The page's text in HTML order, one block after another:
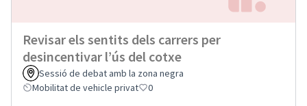
Revisar els sentits dels carrers per
desincentivar l’ús del cotxe
Sessió de debat amb la zona negra
Mobilitat de vehicle privat
0